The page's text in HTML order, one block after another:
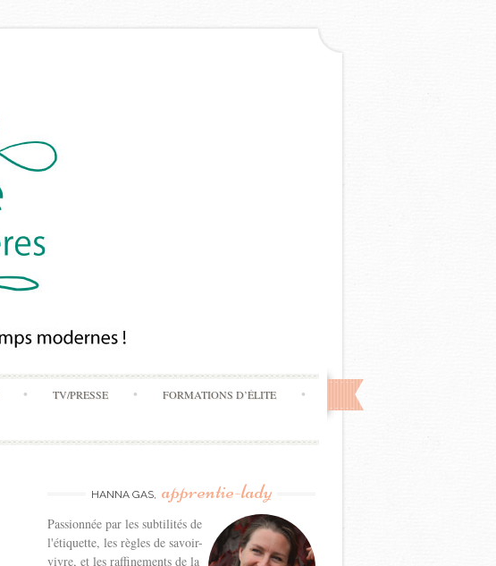
TV/PRESSE FORMATIONS D’ÉLITE
HANNA GAS, apprentie-lady
Passionnée par les subtilités de
l'étiquette, les règles de savoir-
vivre, et les raffinements de la